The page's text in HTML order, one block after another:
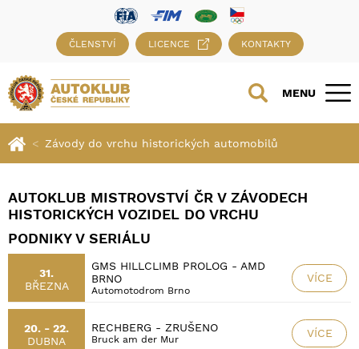
ČLENSTVÍ LICENCE KONTAKTY
MENU
Závody do vrchu historických automobilů
AUTOKLUB MISTROVSTVÍ ČR V ZÁVODECH
HISTORICKÝCH VOZIDEL DO VRCHU
PODNIKY V SERIÁLU
31.
BŘEZNA
GMS HILLCLIMB PROLOG - AMD
BRNO
Automotodrom Brno
VÍCE
20. - 22.
DUBNA
RECHBERG - ZRUŠENO
Bruck am der Mur
VÍCE